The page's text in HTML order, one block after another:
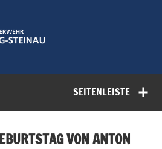
Feuerwehr
Petersberg-
SEITENLEISTE
VON ANTON